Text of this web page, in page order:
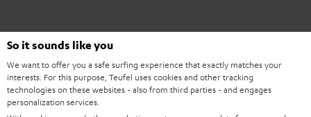
So it sounds like you
We want to offer you a safe surfing experience that exactly matches your
interests. For this purpose, Teufel uses cookies and other tracking
technologies on these websites - also from third parties - and engages
personalization services.